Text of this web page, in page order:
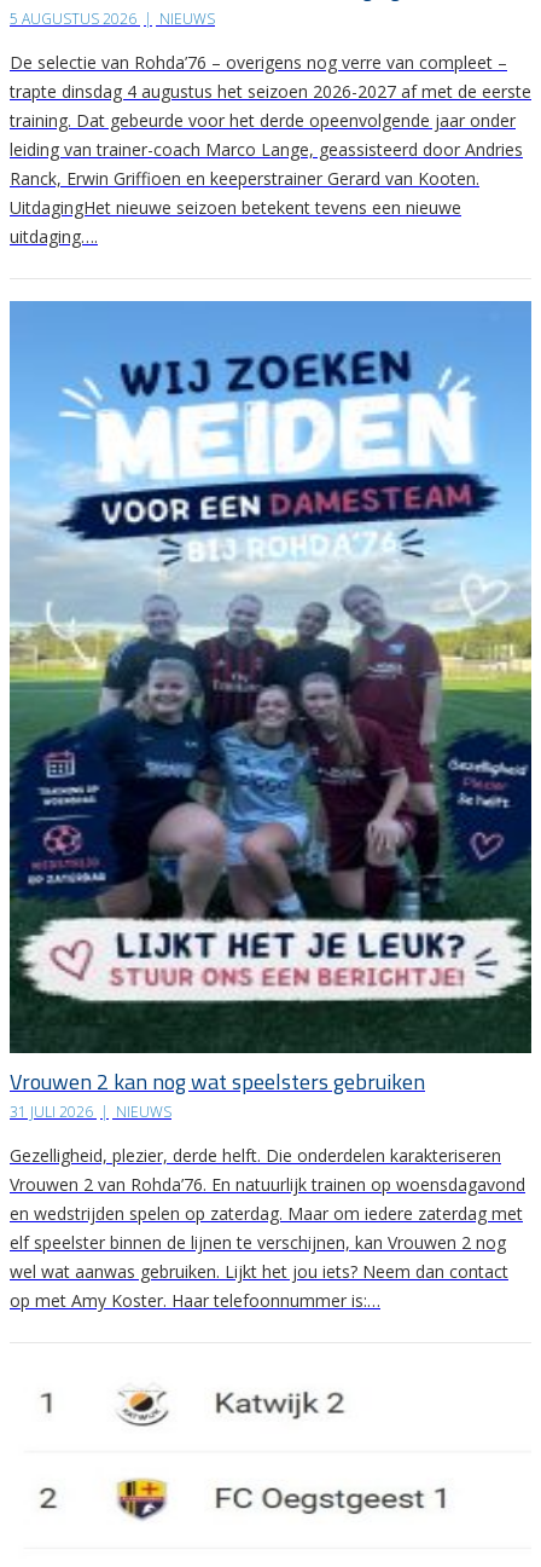
5 AUGUSTUS 2026 | NIEUWS
De selectie van Rohda’76 – overigens nog verre van compleet –
trapte dinsdag 4 augustus het seizoen 2026-2027 af met de eerste
training. Dat gebeurde voor het derde opeenvolgende jaar onder
leiding van trainer-coach Marco Lange, geassisteerd door Andries
Ranck, Erwin Griffioen en keeperstrainer Gerard van Kooten.
UitdagingHet nieuwe seizoen betekent tevens een nieuwe
uitdaging….
Vrouwen 2 kan nog wat speelsters gebruiken
31 JULI 2026 | NIEUWS
Gezelligheid, plezier, derde helft. Die onderdelen karakteriseren
Vrouwen 2 van Rohda’76. En natuurlijk trainen op woensdagavond
en wedstrijden spelen op zaterdag. Maar om iedere zaterdag met
elf speelster binnen de lijnen te verschijnen, kan Vrouwen 2 nog
wel wat aanwas gebruiken. Lijkt het jou iets? Neem dan contact
op met Amy Koster. Haar telefoonnummer is:…